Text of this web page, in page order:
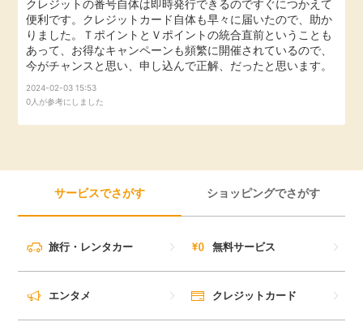
即日還元
アンケート
暮らし
引っ越し
進学・教育
美容・健康
月額有料サービス
クレジットの番号自体は即時発行できるのですぐにつかえて
便利です。クレジットカード自体も早々に届いたので、助か
りました。ＴポイントとＶポイントの統合直前ということも
あって、お得なキャンペーンも頻繁に開催されているので、
今がチャンスと思い、申し込んで正解、だったと思います。
2024-02-03 15:53
0人が参考にしました
サービスでさがす ショッピングでさがす
旅行・レンタカー 無料サービス
エンタメ クレジットカード